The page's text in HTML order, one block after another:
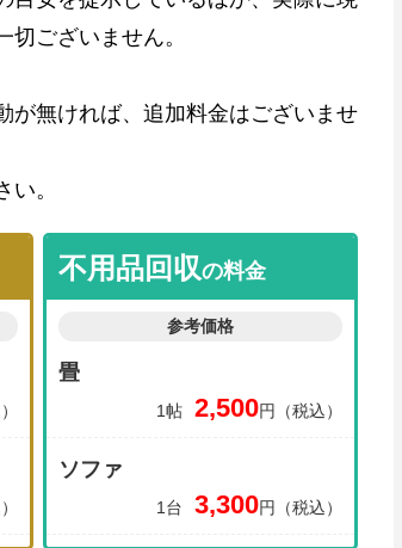
ございません。
が無ければ、追加料金はございませ
。
不用品回収の料金
参考価格
畳
1帖 2,500円（税込）
ソファ
1台 3,300円（税込）